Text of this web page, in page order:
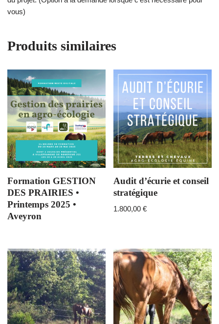
vous)
Produits similaires
Formation GESTION
DES PRAIRIES •
Printemps 2025 •
Aveyron
Audit d’écurie et conseil
stratégique
1.800,00€